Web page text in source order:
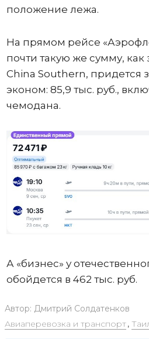
положение лежа.
На прямом рейсе
почти такую же сумму, как
China Southern, придется
эконом: 85,9 тыс. руб.,
чемодана.
А «бизнес» у
обойдется в 462 тыс. руб.
Автор: Дмитрий Солдатенков
Авиаперевозка и транспорт,